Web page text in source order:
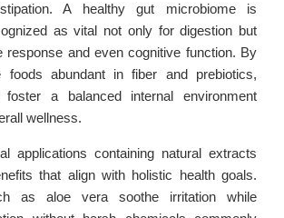
A healthy gut microbiome is
as vital not only for digestion but
response and even cognitive function. By
foods abundant in fiber and prebiotics,
foster a balanced internal environment
wellness.
applications containing natural extracts
that align with holistic health goals.
as aloe vera soothe irritation while